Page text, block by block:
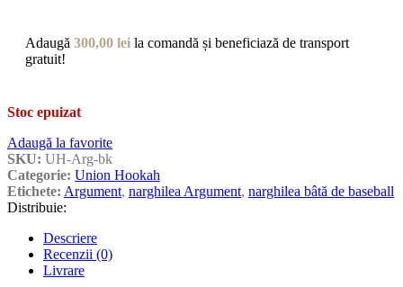
Adaugă 300,00 lei la comandă și beneficiază de transport
gratuit!
Stoc epuizat
Adaugă la favorite
SKU: UH-Arg-bk
Categorie: Union Hookah
Etichete: Argument, narghilea Argument, narghilea bâtă de baseball
Distribuie:
Descriere
Recenzii (0)
Livrare